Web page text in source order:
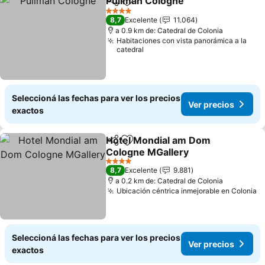
CompartirAñadir a favoritos
4 Estrellas
8,7 Excelente
11.064
a 0.9 km de: Catedral de Colonia
Habitaciones con vista panorámica a la
catedral
Seleccioná las fechas para ver los precios
exactos
Ver precios
CompartirAñadir a favoritos
Hotel Mondial am Dom
Cologne MGallery
Ver precios
4 Estrellas
8,7 Excelente
9.881
a 0.2 km de: Catedral de Colonia
Ubicación céntrica inmejorable en Colonia
Seleccioná las fechas para ver los precios
exactos
Ver precios